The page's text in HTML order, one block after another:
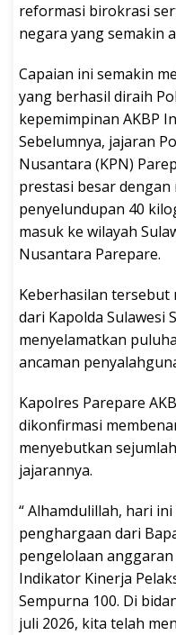
reformasi birokrasi
negara yang semakin
Capaian ini semakin
yang berhasil diraih
kepemimpinan AKBP
Sebelumnya, jajaran
Nusantara (KPN)
prestasi besar
penyelundupan 40
masuk ke wilayah
Nusantara Parepare.
Keberhasilan tersebut
dari Kapolda Sulawesi
menyelamatkan
ancaman
Kapolres Parepare
dikonfirmasi
menyebutkan
jajarannya.
“ Alhamdulillah, hari
penghargaan dari
pengelolaan
Indikator Kinerja
Sempurna 100. Di
juli 2026, kita telah